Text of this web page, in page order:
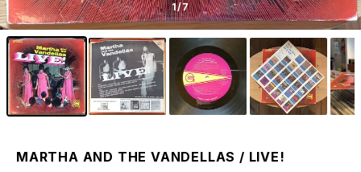
1/7
MARTHA AND THE VANDELLAS / LIVE!